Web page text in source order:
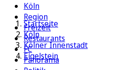
Köln
Region
Freizeit
Restaurants
FC
Panorama
Startseite
Köln
Kölner Innenstadt
Eigelstein